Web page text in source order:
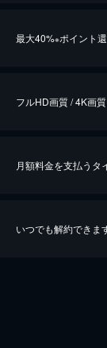
最大40%※ポイント
※40％ポイント還元の対
フルHD画質 / 4K画
月額料金を支払うタ
いつでも解約できま